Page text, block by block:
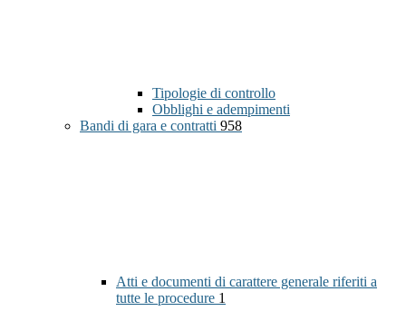
Tipologie di controllo
Obblighi e adempimenti
Bandi di gara e contratti 958
Atti e documenti di carattere generale riferiti a
tutte le procedure 1